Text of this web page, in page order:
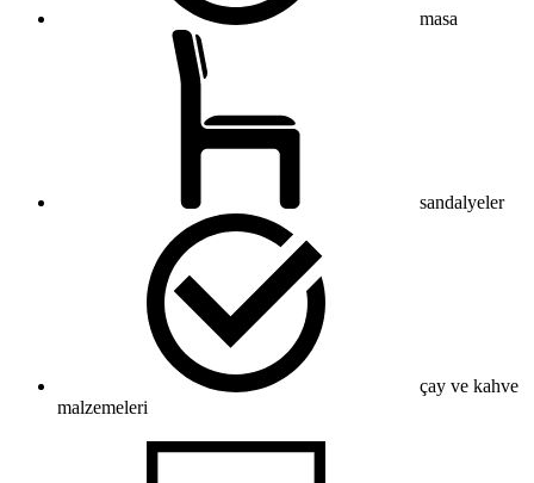
masa
sandalyeler
çay ve kahve
malzemeleri